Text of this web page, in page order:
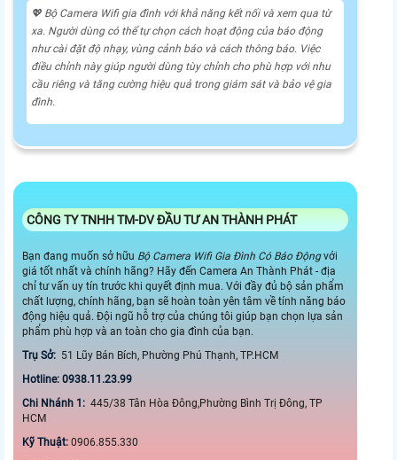
💖 Bộ Camera Wifi gia đình với khả năng kết nối và xem qua từ
xa. Người dùng có thể tự chọn cách hoạt động của báo động
như cài đặt độ nhạy, vùng cảnh báo và cách thông báo. Việc
điều chỉnh này giúp người dùng tùy chỉnh cho phù hợp với nhu
cầu riêng và tăng cường hiệu quả trong giám sát và bảo vệ gia
đình.
CÔNG TY TNHH TM-DV ĐẦU TƯ AN THÀNH PHÁT
Bạn đang muốn sở hữu Bộ Camera Wifi Gia Đình Có Báo Độngvới
giá tốt nhất và chính hãng? Hãy đến Camera An Thành Phát - địa
chỉ tư vấn uy tín trước khi quyết định mua. Với đầy đủ bộ sản phẩm
chất lượng, chính hãng, bạn sẽ hoàn toàn yên tâm về tính năng báo
động hiệu quả. Đội ngũ hỗ trợ của chúng tôi giúp bạn chọn lựa sản
phẩm phù hợp và an toàn cho gia đình của bạn.
Trụ Sở: 51 Lũy Bán Bích, Phường Phú Thạnh, TP.HCM
Hotline: 0938.11.23.99
Chi Nhánh 1: 445/38 Tân Hòa Đông,Phường Bình Trị Đông, TP
HCM
Kỹ Thuật: 0906.855.330